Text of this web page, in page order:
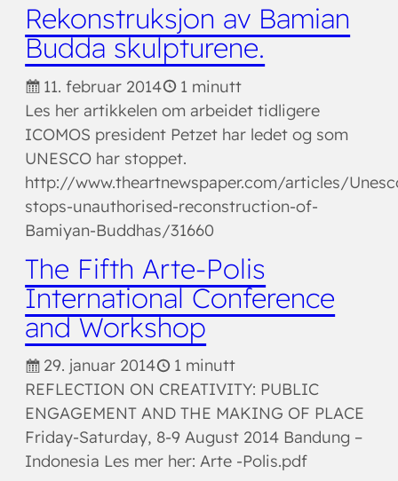
Rekonstruksjon av Bamian
Budda skulpturene.
11. februar 2014
1 minutt
Les her artikkelen om arbeidet tidligere
ICOMOS president Petzet har ledet og som
UNESCO har stoppet.
http://www.theartnewspaper.com/articles/
stops-unauthorised-reconstruction-of-
Bamiyan-Buddhas/31660
The Fifth Arte-Polis
International Conference
and Workshop
29. januar 2014
1 minutt
REFLECTION ON CREATIVITY: PUBLIC
ENGAGEMENT AND THE MAKING OF PLACE
Friday-Saturday, 8-9 August 2014 Bandung –
Indonesia Les mer her: Arte -Polis.pdf